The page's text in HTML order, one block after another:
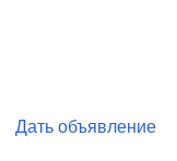
Дать объявление